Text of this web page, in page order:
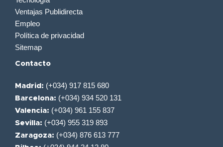
Ventajas Publidirecta
Empleo
Política de privacidad
Sitemap
Contacto
Madrid: (+034) 917 815 680
Barcelona: (+034) 934 520 131
Valencia: (+034) 961 155 837
Sevilla: (+034) 955 319 893
Zaragoza: (+034) 876 613 777